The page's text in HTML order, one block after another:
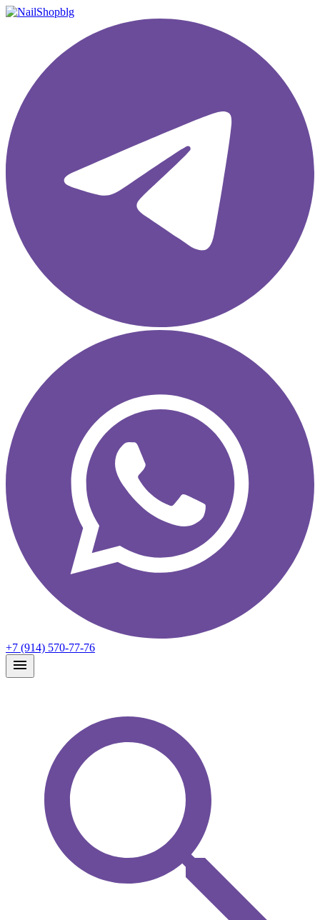
+7 (914) 570-77-76